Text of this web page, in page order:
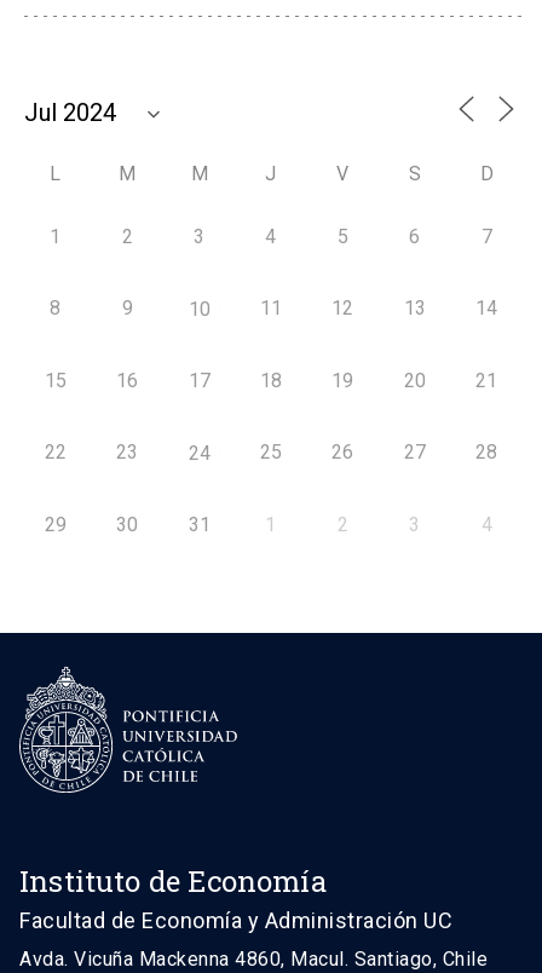
L M M J V S D
1 2 3 4 5 6 7
8 9 10 11 12 13 14
15 16 17 18 19 20 21
22 23 24 25 26 27 28
29 30 31 1 2 3 4
Instituto de Economía
Facultad de Economía y Administración UC
Avda. Vicuña Mackenna 4860, Macul. Santiago, Chile